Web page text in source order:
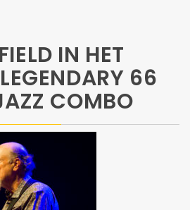
IN HET
66
COMBO